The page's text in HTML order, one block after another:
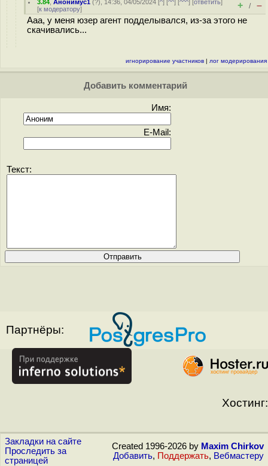
3.84 ,Анонимус1 (?), 14:36, 04/05/2024 [^] [^^] [^^^] [ответить]
[к модератору] + / –
Ааа, у меня юзер агент подделывался, из-за этого не
скачивались...
игнорирование участников | лог модерирования
Добавить комментарий
Имя:
E-Mail:
Текст:
Партнёры:
Хостинг:
Закладки на сайте
Проследить за
страницей
Created 1996-2026 by Maxim Chirkov
Добавить, Поддержать, Вебмастеру